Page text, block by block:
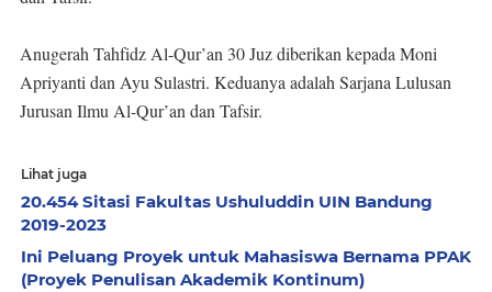
Anugerah Tahfidz Al-Qur’an 30 Juz diberikan kepada Moni
Apriyanti dan Ayu Sulastri. Keduanya adalah Sarjana Lulusan
Jurusan Ilmu Al-Qur’an dan Tafsir.
Lihat juga
20.454 Sitasi Fakultas Ushuluddin UIN Bandung
2019-2023
Ini Peluang Proyek untuk Mahasiswa Bernama PPAK
(Proyek Penulisan Akademik Kontinum)